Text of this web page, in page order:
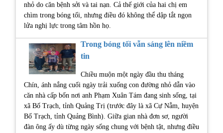
nhỏ do căn bệnh sởi và tai nạn. Cả thế giới của hai chị em
chìm trong bóng tối, nhưng điều đó không thể dập tắt ngọn
lửa nghị lực trong tâm hồn họ.
Trong bóng tối vẫn sáng lên niềm
tin
Chiều muộn một ngày đầu thu tháng
Chín, ánh nắng cuối ngày trải xuống con đường nhỏ dẫn vào
căn nhà cấp bốn nơi anh Phạm Xuân Tám đang sinh sống, tại
xã Bố Trạch, tỉnh Quảng Trị (trước đây là xã Cự Nẫm, huyện
Bố Trạch, tỉnh Quảng Bình). Giữa gian nhà đơn sơ, người
đàn ông ấy dù từng ngày sống chung với bệnh tật, nhưng điều